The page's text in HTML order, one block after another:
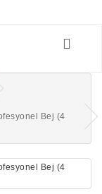
Bej (4